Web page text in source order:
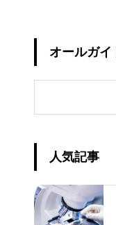
オールガイ
人気記事